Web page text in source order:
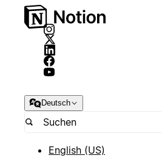
Deutsch
English (US)